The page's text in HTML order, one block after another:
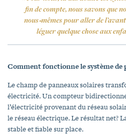
fin de compte, nous savons que
nous‑mêmes pour aller de
léguer quelque chose aux
Comment fonctionne le système de
Le champ de panneaux solaires
électricité. Un compteur
l’électricité provenant du réseau
le réseau électrique. Le résultat net?
stable et fiable sur place.